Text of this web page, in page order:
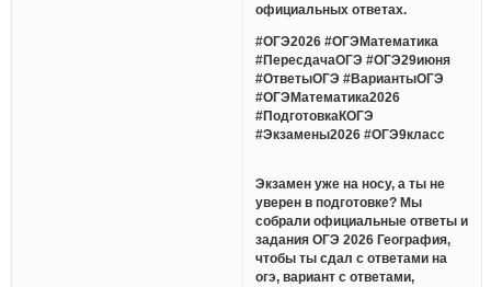
официальных ответах.
#ОГЭ2026 #ОГЭМатематика
#ПересдачаОГЭ #ОГЭ29июня
#ОтветыОГЭ #ВариантыОГЭ
#ОГЭМатематика2026
#ПодготовкаКОГЭ
#Экзамены2026 #ОГЭ9класс
Экзамен уже на носу, а ты не
уверен в подготовке? Мы
собрали официальные ответы и
задания ОГЭ 2026 География,
чтобы ты сдал с ответами на
огэ, вариант с ответами,